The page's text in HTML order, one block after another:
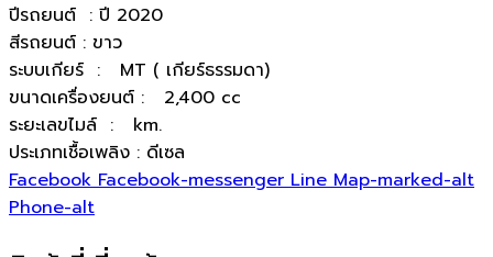
ปีรถยนต์ : ปี 2020
สีรถยนต์ : ขาว
ระบบเกียร์ : MT ( เกียร์ธรรมดา)
ขนาดเครื่องยนต์ : 2,400 cc
ระยะเลขไมล์ : km.
ประเภทเชื้อเพลิง : ดีเซล
Facebook Facebook-messenger Line Map-marked-alt
Phone-alt